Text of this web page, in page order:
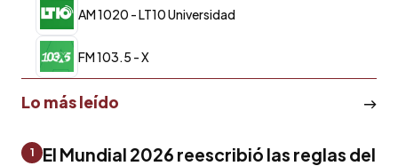
AM 1020 - LT10 Universidad
FM 103.5 - X
Lo más leído
1
El Mundial 2026 reescribió las reglas del